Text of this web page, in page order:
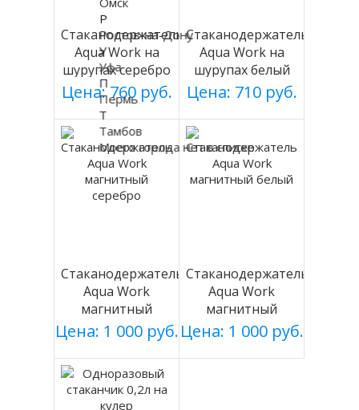
Стаканодержатель
Aqua Work на
шурупах серебро
Цена: 760 руб.
Стаканодержатель
Aqua Work на
шурупах белый
Цена: 710 руб.
Стаканодержатель
Aqua Work
магнитный
серебро
Цена: 1 000 руб.
Стаканодержатель
Aqua Work
магнитный
белый
Цена: 1 000 руб.
Р
Ростов-на-Дону
У
Уфа
П
Пермь
Т
Тамбов
Моего города нет в списке